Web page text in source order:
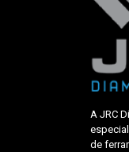
A JRC
de